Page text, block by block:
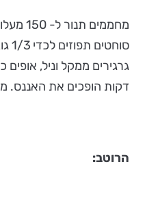
דקות הופכים את האננס.
הרוטב: